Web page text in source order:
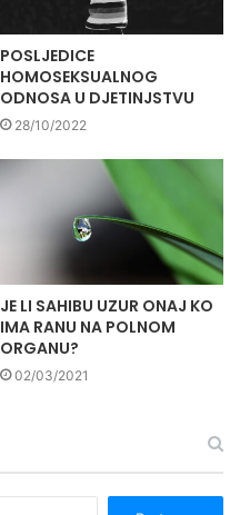
POSLJEDICE
HOMOSEKSUALNOG
ODNOSA U DJETINJSTVU
28/10/2022
JE LI SAHIBU UZUR ONAJ KO
IMA RANU NA POLNOM
ORGANU?
02/03/2021